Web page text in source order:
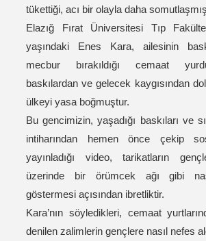
tükettiği, acı bir olayla daha
Elazığ Fırat Üniversitesi Tıp
yaşındaki Enes Kara, ailesinin
mecbur bırakıldığı cemaat
baskılardan ve gelecek kaygısından
ülkeyi yasa boğmuştur.
Bu gencimizin, yaşadığı baskıları ve
intiharından hemen önce çekip
yayınladığı video, tarikatların
üzerinde bir örümcek ağı gibi
göstermesi açısından ibretliktir.
Kara’nın söyledikleri, cemaat
denilen zalimlerin gençlere nasıl nefes